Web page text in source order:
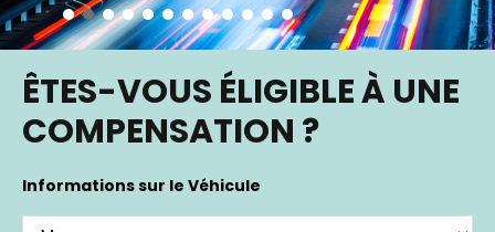
ÊTES-VOUS ÉLIGIBLE À UNE
COMPENSATION ?
Informations sur le Véhicule
Si vous avez acheté un véhicule affecté,